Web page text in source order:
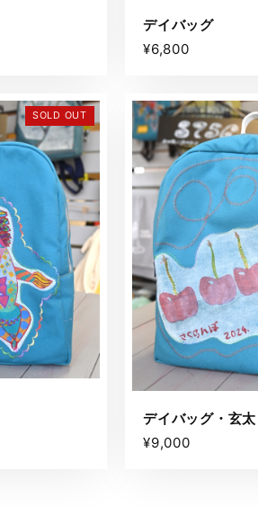
デイバッグ
¥6,800
SOLD OUT
デイバッグ・玄太
¥9,000